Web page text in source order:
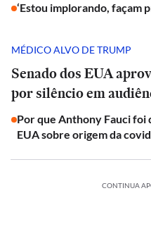
‘Estou implorando, façam
MÉDICO ALVO DE TRUMP
Senado dos EUA
por silêncio em
Por que Anthony Fauci foi
EUA sobre origem da covid
CONTINUA